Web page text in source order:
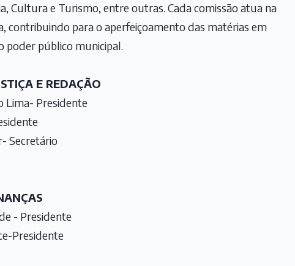
Cultura e Turismo, entre outras. Cada comissão atua na
contribuindo para o aperfeiçoamento das matérias em
poder público municipal.
E REDAÇÃO
Lima- Presidente
Secretário
- Presidente
Presidente